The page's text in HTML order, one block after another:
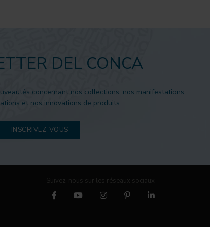
DEL CONCA
concernant nos collections, nos manifestations,
et nos innovations de produits
INSCRIVEZ-VOUS
Suivez-nous sur les réseaux sociaux